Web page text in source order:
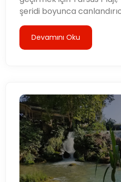
şeridi boyunca
Devamını Oku